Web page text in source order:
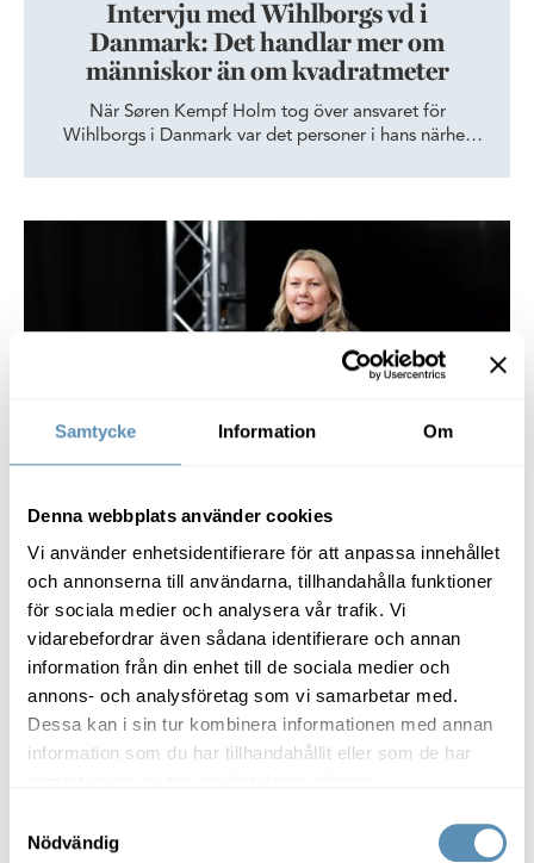
Samtycke Information Om
Denna webbplats använder cookies
Vi använder enhetsidentifierare för att anpassa innehållet
och annonserna till användarna, tillhandahålla funktioner
för sociala medier och analysera vår trafik. Vi
vidarebefordrar även sådana identifierare och annan
information från din enhet till de sociala medier och
annons- och analysföretag som vi samarbetar med.
Dessa kan i sin tur kombinera informationen med annan
information som du har tillhandahållit eller som de har
Nödvändig
Intervju med Wihlborgs vd i
Danmark: Det handlar mer om
människor än om kvadratmeter
När Søren Kempf Holm tog över ansvaret för
Wihlborgs i Danmark var det personer i hans närhet
skulle det visa sig att myten om Öresund som
just en myt. För det är i skillnaden som mycket av
potentialen för morgondagens näringsliv finns.
Ett nytt upptagningsområde för skånska företag
skånska företag
När Fehmarn-Bälttunneln är på plats 2029 kommer det
ta tre timmar att ta sig med tåg från Malmö till
Hamburg. Jenny Andersson, biträdande chef och
senioranalytiker på Øresundsinstituttet, ger en bild av
vad kortare restid kan innebära i form av nya
affärsmöjligheter och utbyten mellan länderna.
Fokus på medarbetarnas välmående när innovativt kontorshus